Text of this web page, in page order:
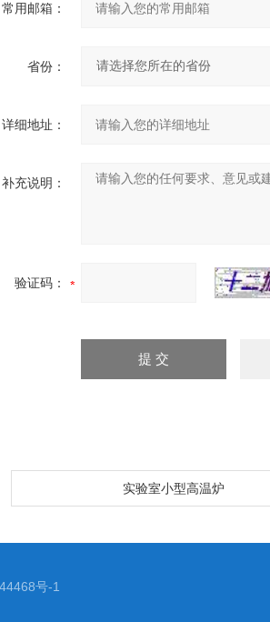
常用邮箱：
省份：
详细地址：
补充说明：
验证码：
实验室小型高温炉
号-1